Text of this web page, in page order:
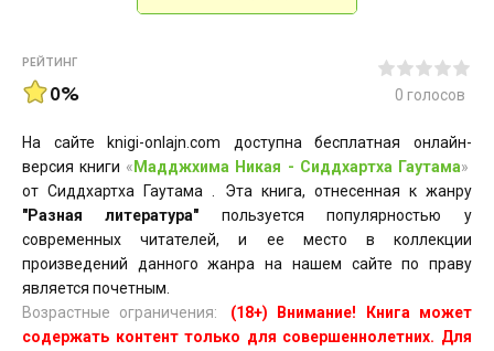
РЕЙТИНГ
0% 0 голосов
На сайте knigi-onlajn.com доступна бесплатная онлайн-
версия книги « Мадджхима Никая - Сиддхартха Гаутама»
от Сиддхартха Гаутама . Эта книга, отнесенная к жанру
"Разная литература" пользуется популярностью у
современных читателей, и ее место в коллекции
произведений данного жанра на нашем сайте по праву
является почетным.
Возрастные ограничения:
(18+) Внимание! Книга может
содержать контент только для совершеннолетних. Для